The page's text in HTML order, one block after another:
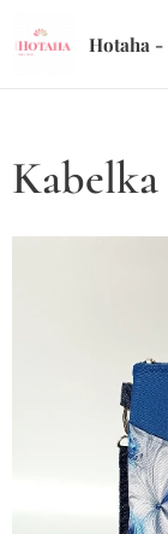
Hotaha